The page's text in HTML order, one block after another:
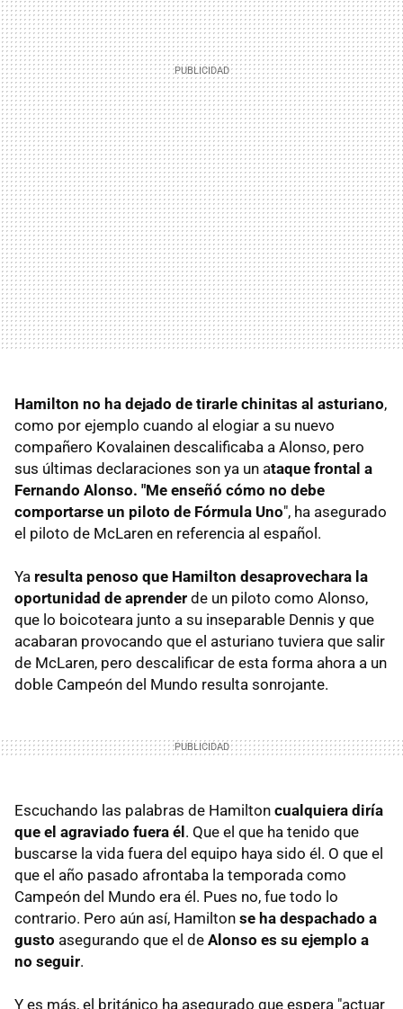
Hamilton no ha dejado de tirarle chinitas al asturiano,
como por ejemplo cuando al elogiar a su nuevo
compañero Kovalainen descalificaba a Alonso, pero
sus últimas declaraciones son ya un ataque frontal a
Fernando Alonso. "Me enseñó cómo no debe
comportarse un piloto de Fórmula Uno", ha asegurado
el piloto de McLaren en referencia al español.
Ya resulta penoso que Hamilton desaprovechara la
oportunidad de aprender de un piloto como Alonso,
que lo boicoteara junto a su inseparable Dennis y que
acabaran provocando que el asturiano tuviera que salir
de McLaren, pero descalificar de esta forma ahora a un
doble Campeón del Mundo resulta sonrojante.
Escuchando las palabras de Hamilton cualquiera diría
que el agraviado fuera él . Que el que ha tenido que
buscarse la vida fuera del equipo haya sido él. O que el
que el año pasado afrontaba la temporada como
Campeón del Mundo era él. Pues no, fue todo lo
contrario. Pero aún así, Hamilton se ha despachado a
gusto asegurando que el de Alonso es su ejemplo a
no seguir.
Y es más, el británico ha asegurado que espera "actuar